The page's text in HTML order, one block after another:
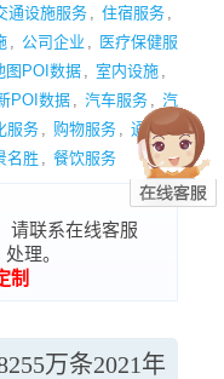
通设施服务 , 住宿服务 ,
, 公司企业 , 医疗保健服
图POI数据 , 室内设施 ,
POI数据 , 汽车服务 , 汽
服务 , 购物服务 , 通行设
名胜 , 餐饮服务
请联系在线客服
理。
制
万条2021年